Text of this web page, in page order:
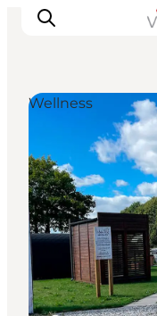
Sehen und
Städte und
Transport
Wellness